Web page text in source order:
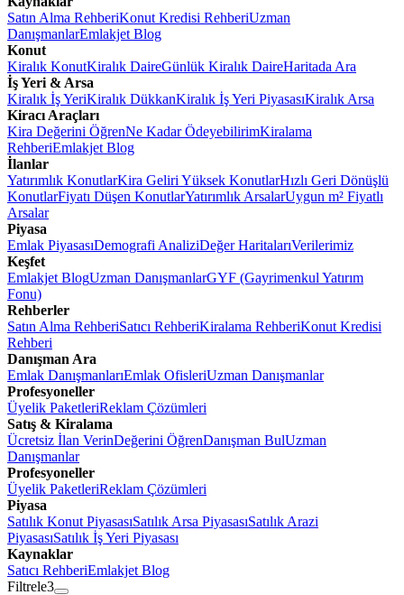
Satın Alma RehberiKonut Kredisi RehberiUzman
DanışmanlarEmlakjet Blog
Konut
Kiralık KonutKiralık DaireGünlük Kiralık DaireHaritada Ara
İş Yeri & Arsa
Kiralık İş YeriKiralık DükkanKiralık İş Yeri PiyasasıKiralık Arsa
Kiracı Araçları
Kira Değerini ÖğrenNe Kadar ÖdeyebilirimKiralama
RehberiEmlakjet Blog
İlanlar
Yatırımlık KonutlarKira Geliri Yüksek KonutlarHızlı Geri Dönüşlü
KonutlarFiyatı Düşen KonutlarYatırımlık ArsalarUygun m² Fiyatlı
Arsalar
Piyasa
Emlak PiyasasıDemografi AnaliziDeğer HaritalarıVerilerimiz
Keşfet
Emlakjet BlogUzman DanışmanlarGYF (Gayrimenkul Yatırım
Fonu)
Rehberler
Satın Alma RehberiSatıcı RehberiKiralama RehberiKonut Kredisi
Rehberi
Danışman Ara
Emlak DanışmanlarıEmlak OfisleriUzman Danışmanlar
Profesyoneller
Üyelik PaketleriReklam Çözümleri
Satış & Kiralama
Ücretsiz İlan VerinDeğerini ÖğrenDanışman BulUzman
Danışmanlar
Profesyoneller
Üyelik PaketleriReklam Çözümleri
Piyasa
Satılık Konut PiyasasıSatılık Arsa PiyasasıSatılık Arazi
PiyasasıSatılık İş Yeri Piyasası
Kaynaklar
Satıcı RehberiEmlakjet Blog
Filtrele3